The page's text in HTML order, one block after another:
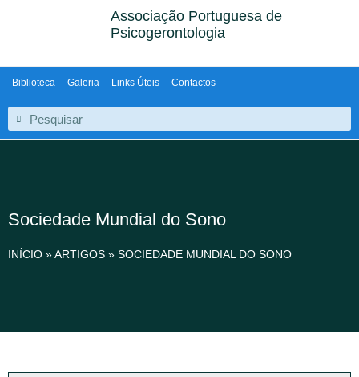
Associação Portuguesa de
Psicogerontologia
Biblioteca Galeria Links Úteis Contactos
Sociedade Mundial do Sono
INÍCIO »ARTIGOS » SOCIEDADE MUNDIAL DO SONO